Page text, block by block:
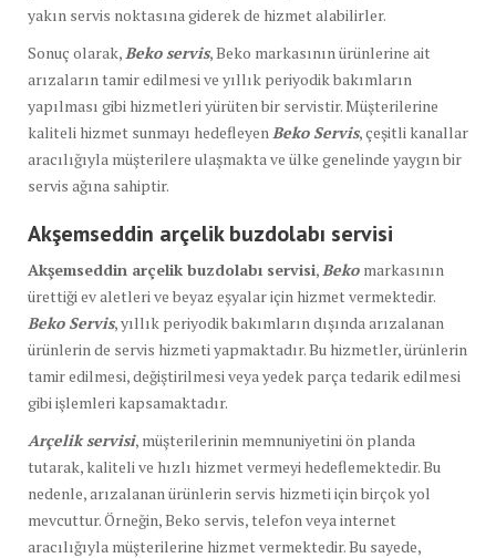
yakın servis noktasına giderek de hizmet alabilirler.
Sonuç olarak, Beko servis, Beko markasının ürünlerine ait
arızaların tamir edilmesi ve yıllık periyodik bakımların
yapılması gibi hizmetleri yürüten bir servistir. Müşterilerine
kaliteli hizmet sunmayı hedefleyen Beko Servis, çeşitli kanallar
aracılığıyla müşterilere ulaşmakta ve ülke genelinde yaygın bir
servis ağına sahiptir.
Akşemseddin arçelik buzdolabı servisi
Akşemseddin arçelik buzdolabı servisi, Beko markasının
ürettiği ev aletleri ve beyaz eşyalar için hizmet vermektedir.
Beko Servis, yıllık periyodik bakımların dışında arızalanan
ürünlerin de servis hizmeti yapmaktadır. Bu hizmetler, ürünlerin
tamir edilmesi, değiştirilmesi veya yedek parça tedarik edilmesi
gibi işlemleri kapsamaktadır.
Arçelik servisi, müşterilerinin memnuniyetini ön planda
tutarak, kaliteli ve hızlı hizmet vermeyi hedeflemektedir. Bu
nedenle, arızalanan ürünlerin servis hizmeti için birçok yol
mevcuttur. Örneğin, Beko servis, telefon veya internet
aracılığıyla müşterilerine hizmet vermektedir. Bu sayede,